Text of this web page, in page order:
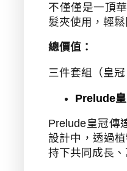
不僅僅是一頂
髮夾使用，輕
總價值：
三件套組（皇冠
Prelude
Prelude皇冠傳
設計中，透過
持下共同成長、